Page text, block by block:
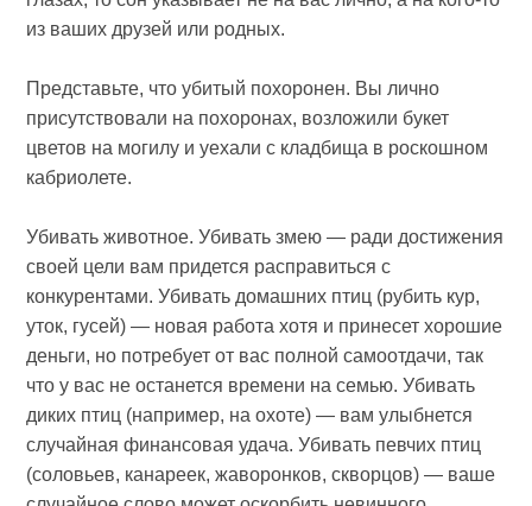
из ваших друзей или родных.
Представьте, что убитый похоронен. Вы лично
присутствовали на похоронах, возложили букет
цветов на могилу и уехали с кладбища в роскошном
кабриолете.
Убивать животное. Убивать змею — ради достижения
своей цели вам придется расправиться с
конкурентами. Убивать домашних птиц (рубить кур,
уток, гусей) — новая работа хотя и принесет хорошие
деньги, но потребует от вас полной самоотдачи, так
что у вас не останется времени на семью. Убивать
диких птиц (например, на охоте) — вам улыбнется
случайная финансовая удача. Убивать певчих птиц
(соловьев, канареек, жаворонков, скворцов) — ваше